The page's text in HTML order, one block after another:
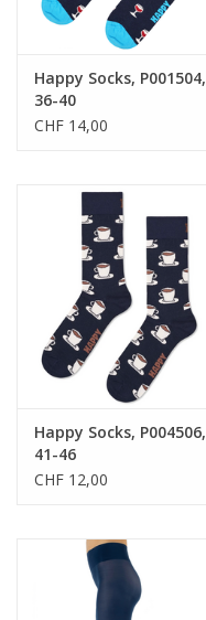
Happy Socks, P001504,
36-40
CHF 14,00
Happy Socks, P004506,
41-46
CHF 12,00